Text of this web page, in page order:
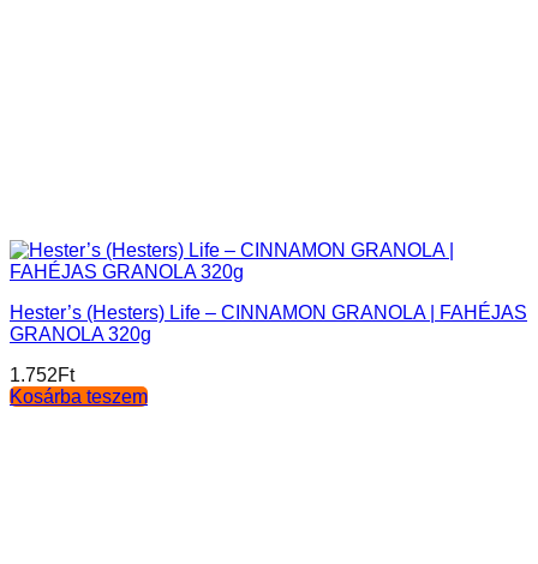
Hester’s (Hesters) Life – CINNAMON GRANOLA | FAHÉJAS
GRANOLA 320g
1.752Ft
Kosárba teszem